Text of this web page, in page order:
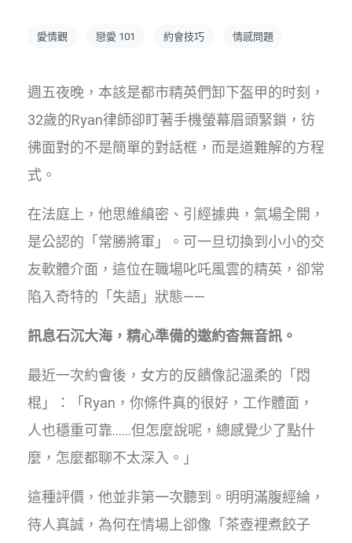
愛情觀 戀愛 101 約會技巧 情感問題
週五夜晚，本該是都市精英們卸下盔甲的时刻，
32歲的Ryan律師卻盯著手機螢幕眉頭緊鎖，彷
彿面對的不是簡單的對話框，而是道難解的方程
式。
在法庭上，他思維縝密、引經據典，氣場全開，
是公認的「常勝將軍」。可一旦切換到小小的交
友軟體介面，這位在職場叱吒風雲的精英，卻常
陷入奇特的「失語」狀態——
訊息石沉大海，精心準備的邀約杳無音訊。
最近一次約會後，女方的反饋像記溫柔的「悶
棍」：「Ryan，你條件真的很好，工作體面，
人也穩重可靠……但怎麼說呢，總感覺少了點什
麼，怎麼都聊不太深入。」
這種評價，他並非第一次聽到。明明滿腹經綸，
待人真誠，為何在情場上卻像「茶壺裡煮餃子